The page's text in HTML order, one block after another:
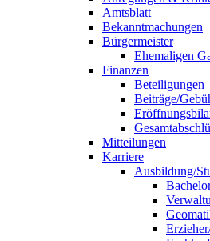
Amtsblatt
Bekanntmachungen
Bürgermeister
Ehemaligen
Finanzen
Beteiligungen
Beiträge/
Mitteilungen
Karriere
Ausbildung/